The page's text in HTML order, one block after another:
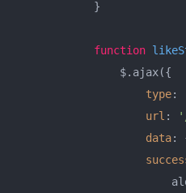
            }
function
                $.ajax({
type:
url :
data: